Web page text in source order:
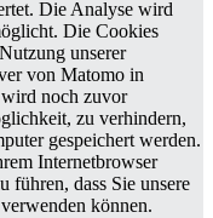
Die Analyse wird
Die Cookies
unserer
von Matomo in
noch zuvor
zu verhindern,
gespeichert werden.
Internetbrowser
führen, dass Sie unsere
können.